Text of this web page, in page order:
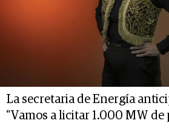
La secretaria de Energía
"Vamos a licitar 1.000 MW